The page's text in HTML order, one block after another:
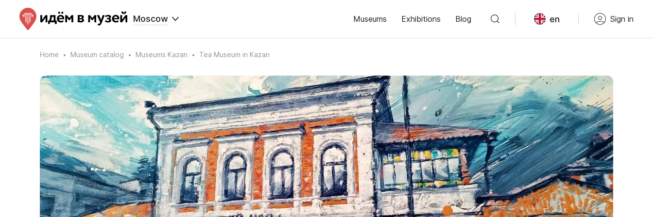
Moscow Museums Exhibitions Blog en Sign in
Home Museum catalog Museums Kazan Tea Museum in Kazan